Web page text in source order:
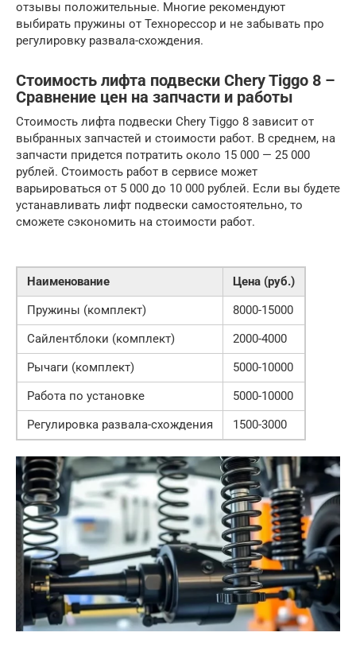
отзывы положительные. Многие рекомендуют
выбирать пружины от Технорессор и не забывать про
регулировку развала-схождения.
Стоимость лифта подвески Chery Tiggo 8 –
Сравнение цен на запчасти и работы
Стоимость лифта подвески Chery Tiggo 8 зависит от
выбранных запчастей и стоимости работ. В среднем, на
запчасти придется потратить около 15 000 — 25 000
рублей. Стоимость работ в сервисе может
варьироваться от 5 000 до 10 000 рублей. Если вы будете
устанавливать лифт подвески самостоятельно, то
сможете сэкономить на стоимости работ.
Наименование
Цена (руб.)
Пружины (комплект)
8000-15000
Сайлентблоки (комплект)
2000-4000
Рычаги (комплект)
5000-10000
Работа по установке
5000-10000
Регулировка развала-схождения
1500-3000